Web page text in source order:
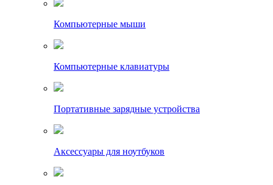
Компьютерные мыши
Компьютерные клавиатуры
Портативные зарядные устройства
Аксессуары для ноутбуков